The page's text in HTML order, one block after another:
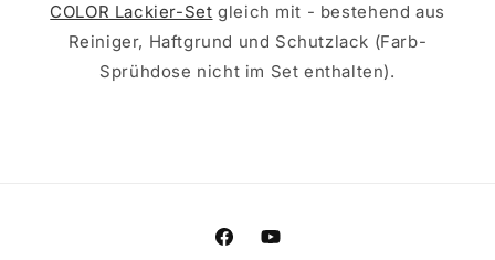
COLOR Lackier-Set gleich mit - bestehend aus
Reiniger, Haftgrund und Schutzlack (Farb-
Sprühdose nicht im Set enthalten).
FacebookYouTube